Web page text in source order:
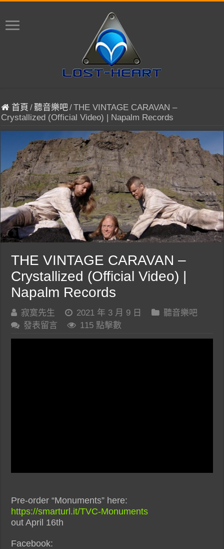
首頁 /聽音樂吧/THE VINTAGE CARAVAN –
Crystallized (Official Video) | Napalm Records
THE VINTAGE CARAVAN –
Crystallized (Official Video) |
Napalm Records
寂寞先生 2021 年 3 月 9 日
聽音樂吧
發表留言
115 點擊數
Pre-order “Monuments” here:
https://smarturl.it/TVC-Monuments
out April 16th
Facebook: